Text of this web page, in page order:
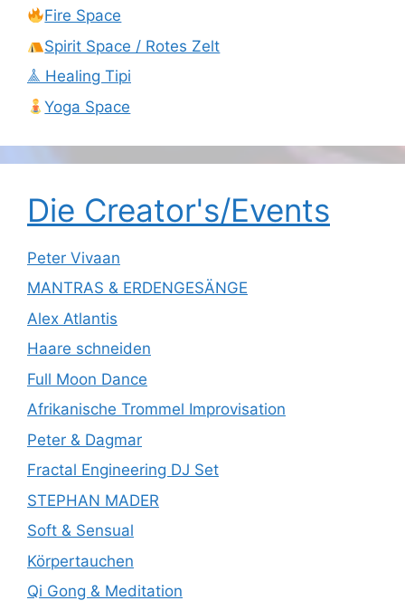
Fire Space
Spirit Space / Rotes Zelt
𖣰 Healing Tipi
Yoga Space
Die Creator's/Events
Peter Vivaan
MANTRAS & ERDENGESÄNGE
Alex Atlantis
Haare schneiden
Full Moon Dance
Afrikanische Trommel Improvisation
Peter & Dagmar
Fractal Engineering DJ Set
STEPHAN MADER
Soft & Sensual
Körpertauchen
Qi Gong & Meditation